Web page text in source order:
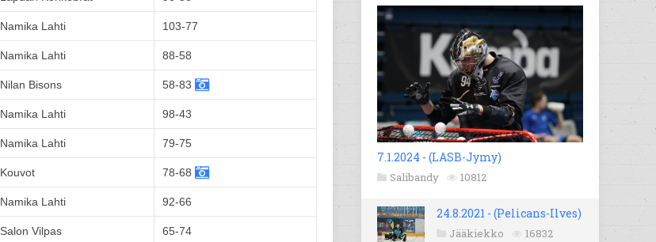
Namika Lahti 103-77
Namika Lahti 88-58
Nilan Bisons 58-83
Namika Lahti 98-43
Namika Lahti 79-75
Kouvot 78-68
Namika Lahti 92-66
Salon Vilpas 65-74
7.1.2024 - (LASB-Jymy)
Salibandy 10812
24.8.2021 - (Pelicans-Ilves)
Jääkiekko 16832